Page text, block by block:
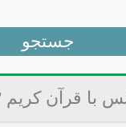
قرآن کریم ۱۴۰۵/۰۵/۱۳